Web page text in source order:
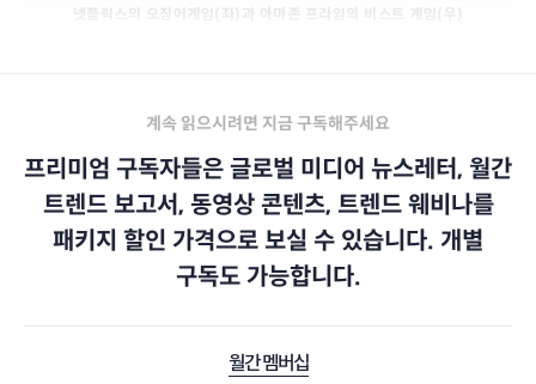
넷플릭스의 오징어게임(좌)과 아마존 프라임의 비스트 게임(우)
계속 읽으시려면 지금 구독해주세요
프리미엄 구독자들은 글로벌 미디어 뉴스레터, 월간
트렌드 보고서, 동영상 콘텐츠, 트렌드 웨비나를
패키지 할인 가격으로 보실 수 있습니다. 개별
구독도 가능합니다.
월간 멤버십